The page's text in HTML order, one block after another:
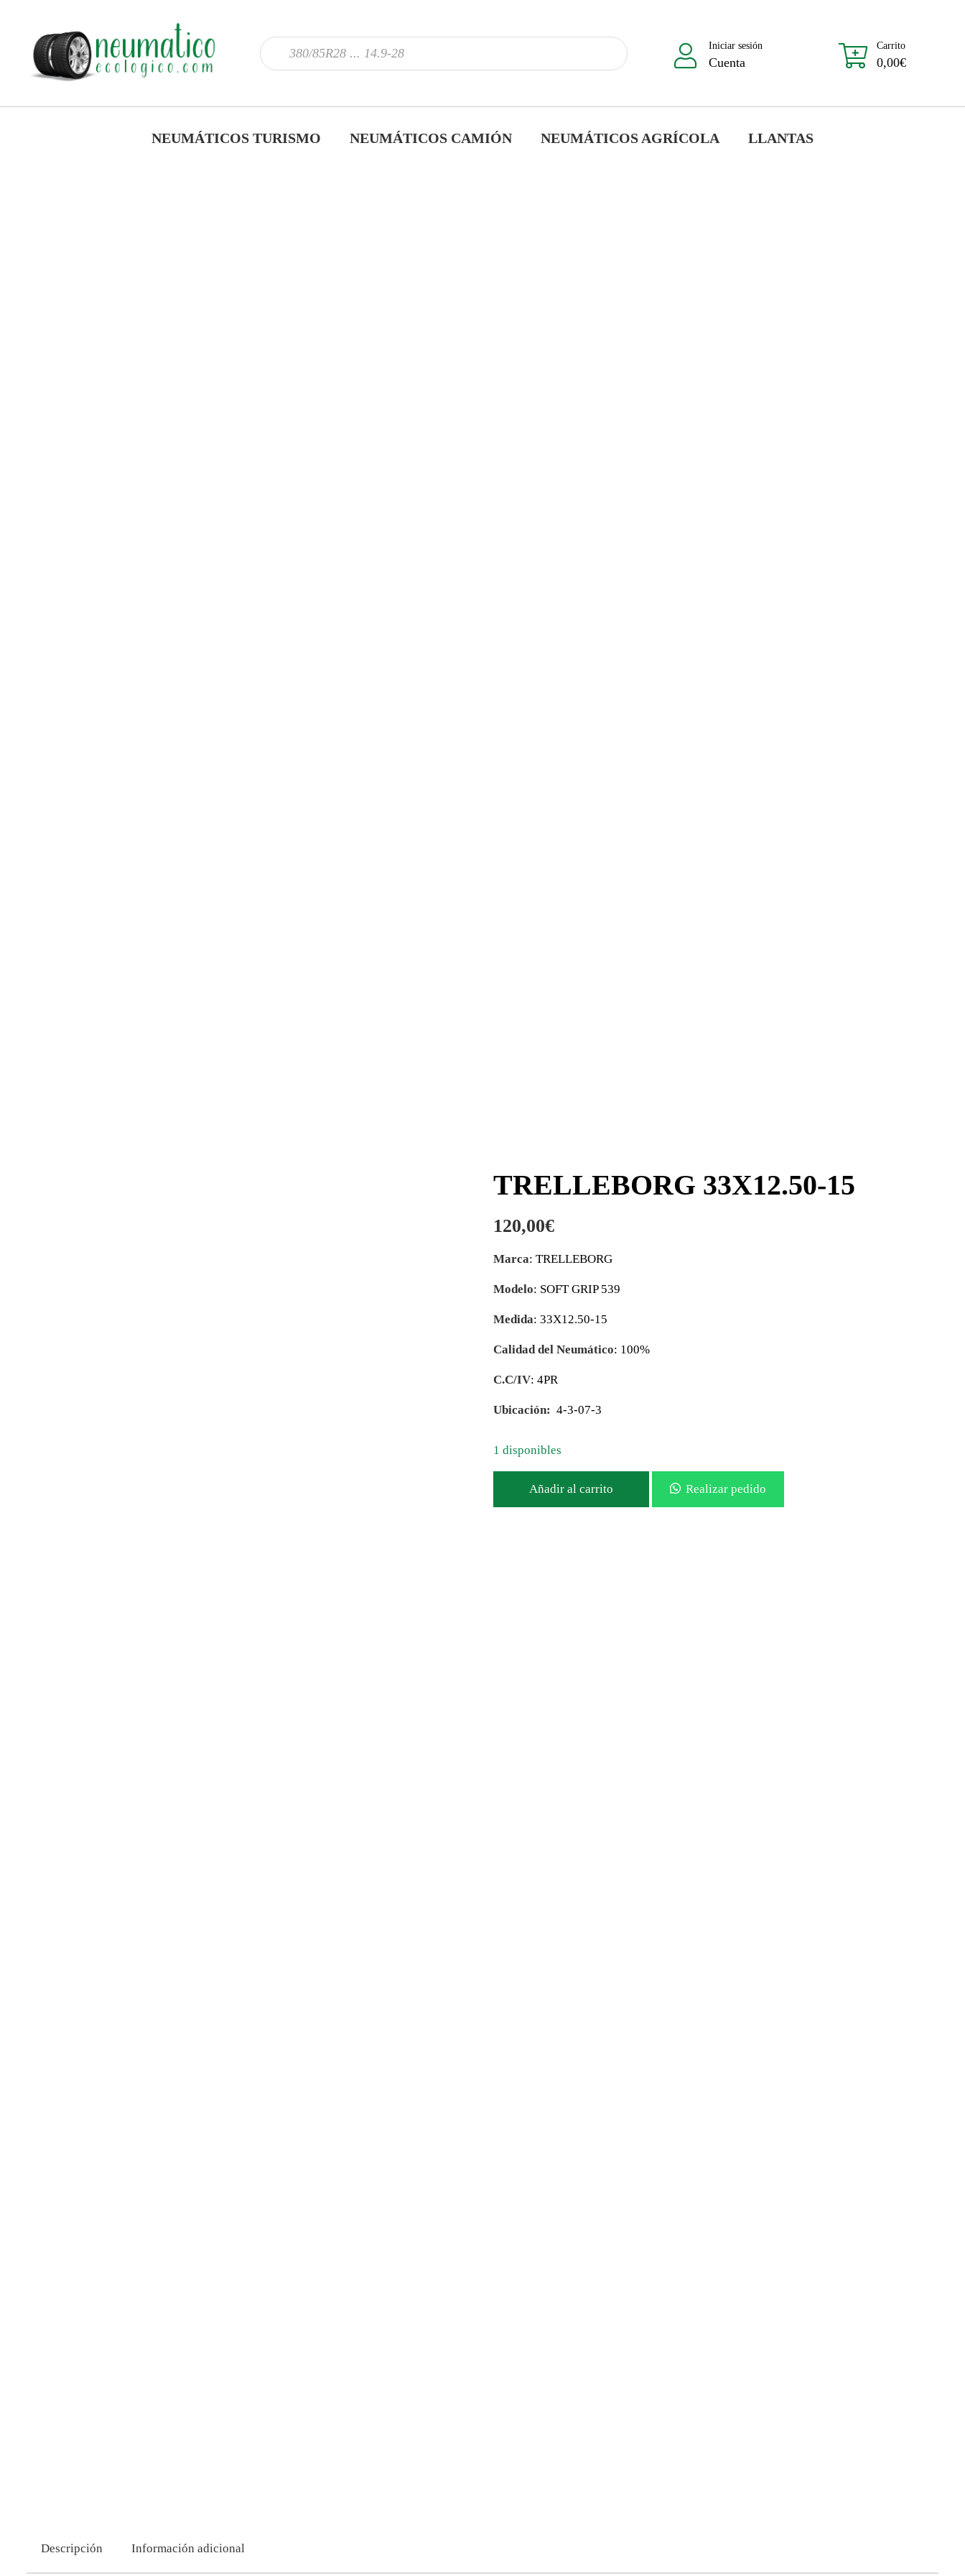
Iniciar sesión
Cuenta
Carrito
0,00€
NEUMÁTICOS TURISMO NEUMÁTICOS CAMIÓN NEUMÁTICOS AGRÍCOLA LLANTAS
TRELLEBORG 33X12.50-15
120,00€
Marca: TRELLEBORG
Modelo: SOFT GRIP 539
Medida: 33X12.50-15
Calidad del Neumático: 100%
C.C/IV: 4PR
Ubicación: 4-3-07-3
1 disponibles
Añadir al carrito Realizar pedido
Descripción Información adicional